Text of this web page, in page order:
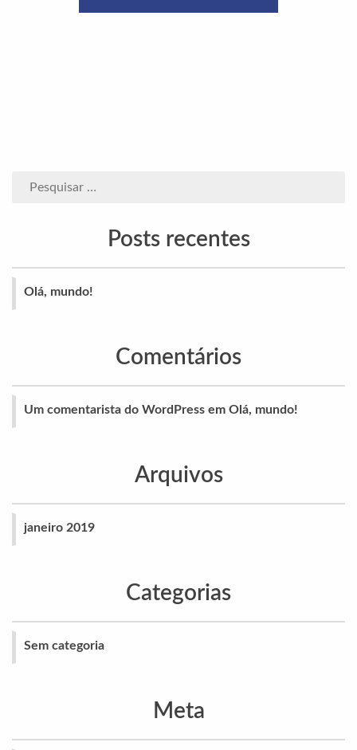
Posts recentes
Olá, mundo!
Comentários
Um comentarista do WordPress em Olá, mundo!
Arquivos
janeiro 2019
Categorias
Sem categoria
Meta